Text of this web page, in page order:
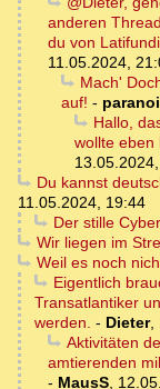
anderen
du von
11.05.2024,
Mach'
auf! -
Hallo,
wollte eben
Du kannst
11.05.2024, 19:44
Der stille
Wir liegen im
Weil es noch
Eigentlich
Transatlantiker
werden. - Dieter,
Aktivitäten
amtierenden
- MausS,